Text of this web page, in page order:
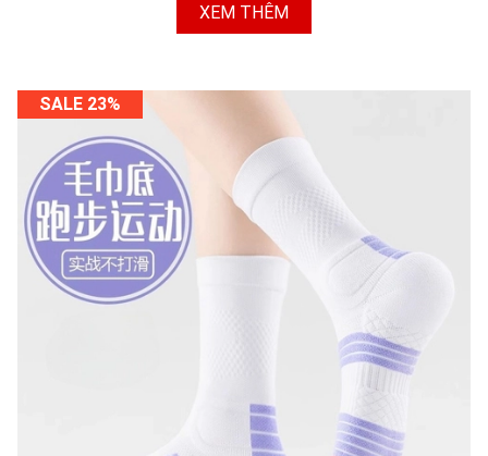
XEM THÊM
SALE 23%